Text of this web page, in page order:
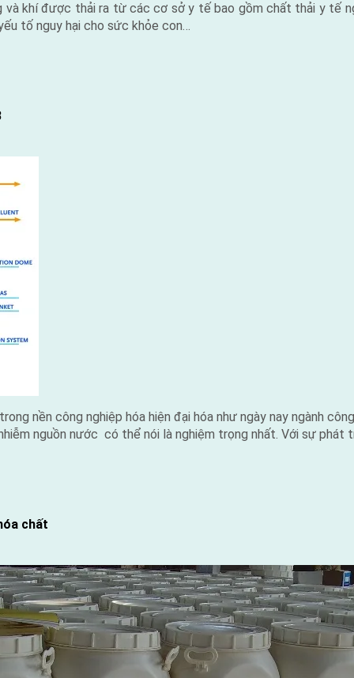
khí được thải ra từ các cơ sở y tế bao gồm chất thải y tế
tố nguy hại cho sức khỏe con…
trong nền công nghiệp hóa hiện đại hóa như ngày nay ngành
nguồn nước có thể nói là nghiệm trọng nhất. Với sự phát
chất